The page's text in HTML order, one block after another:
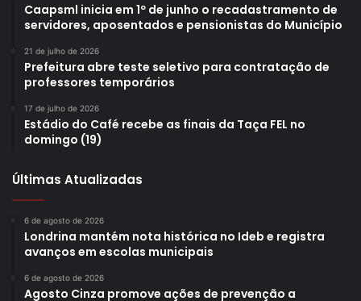
A visita a Londrina teve início ontem, com reuniões de
Belinati, no auditório da Prefeitura. “Nós estamos muito
felizes em poder receber esse projeto. A cidade de
nossas famílias mais carentes, que precisam de uma
Caapsml inicia em 1º de junho o recadastramento de
servidores, aposentados e pensionistas do Município
21 de julho de 2026
Prefeitura abre teste seletivo para contratação de
professores temporários
17 de julho de 2026
Estádio do Café recebe as finais da Taça FEL no
domingo (19)
Últimas Atualizadas
6 de agosto de 2026
Londrina mantém nota histórica no Ideb e registra
avanços em escolas municipais
6 de agosto de 2026
Agosto Cinza promove ações de prevenção a